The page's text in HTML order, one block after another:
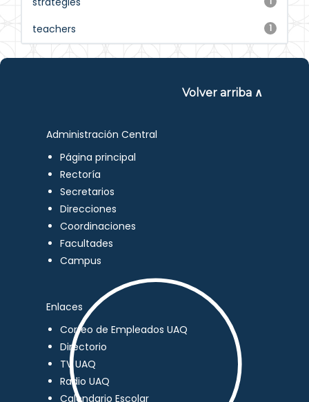
1
teachers
Volver arriba ∧
Administración Central
Página principal
Rectoría
Secretarios
Direcciones
Coordinaciones
Facultades
Campus
Enlaces
Correo de Empleados UAQ
Directorio
TV UAQ
Radio UAQ
Calendario Escolar